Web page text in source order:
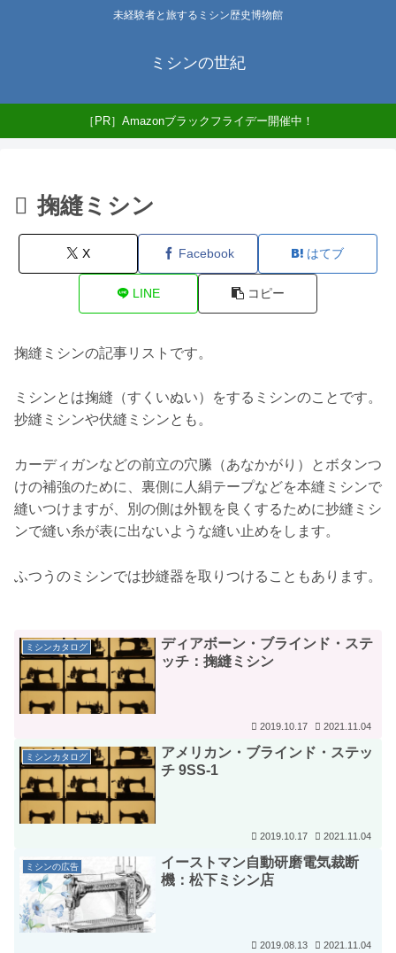
未経験者と旅するミシン歴史博物館
ミシンの世紀
［PR］Amazonブラックフライデー開催中！
掬縫ミシン
X Facebook はてブ
LINE コピー
掬縫ミシンの記事リストです。
ミシンとは掬縫（すくいぬい）をするミシンのことです。
抄縫ミシンや伏縫ミシンとも。
カーディガンなどの前立の穴縢（あなかがり）とボタンつ
けの補強のために、裏側に人絹テープなどを本縫ミシンで
縫いつけますが、別の側は外観を良くするために抄縫ミシ
ンで縫い糸が表に出ないような縫い止めをします。
ふつうのミシンでは抄縫器を取りつけることもあります。
ミシンカタログ
ディアボーン・ブラインド・ステ
ッチ：掬縫ミシン
2019.10.17 2021.11.04
ミシンカタログ
アメリカン・ブラインド・ステッ
チ 9SS-1
2019.10.17 2021.11.04
ミシンの広告
イーストマン自動研磨電気裁断
機：松下ミシン店
2019.08.13 2021.11.04